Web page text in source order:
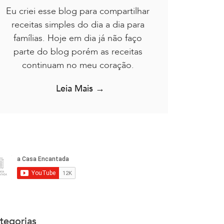
Eu criei esse blog para compartilhar
receitas simples do dia a dia para
famílias. Hoje em dia já não faço
parte do blog porém as receitas
continuam no meu coração.
Leia Mais →